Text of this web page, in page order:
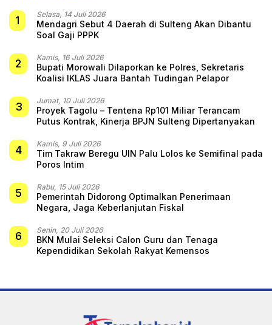
1 Selasa, 14 Juli 2026
Mendagri Sebut 4 Daerah di Sulteng Akan Dibantu
Soal Gaji PPPK
2 Kamis, 16 Juli 2026
Bupati Morowali Dilaporkan ke Polres, Sekretaris
Koalisi IKLAS Juara Bantah Tudingan Pelapor
3 Jumat, 10 Juli 2026
Proyek Tagolu – Tentena Rp101 Miliar Terancam
Putus Kontrak, Kinerja BPJN Sulteng Dipertanyakan
4 Kamis, 9 Juli 2026
Tim Takraw Beregu UIN Palu Lolos ke Semifinal pada
Poros Intim
5 Rabu, 15 Juli 2026
Pemerintah Didorong Optimalkan Penerimaan
Negara, Jaga Keberlanjutan Fiskal
6 Senin, 20 Juli 2026
BKN Mulai Seleksi Calon Guru dan Tenaga
Kependidikan Sekolah Rakyat Kemensos